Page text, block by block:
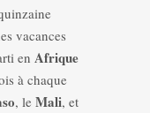
vacances
en Afrique
à chaque
, le Mali, et